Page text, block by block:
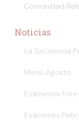
Comunidad
Noticias
La Secuencia
Menú Agosto
Exámenes
Exámenes